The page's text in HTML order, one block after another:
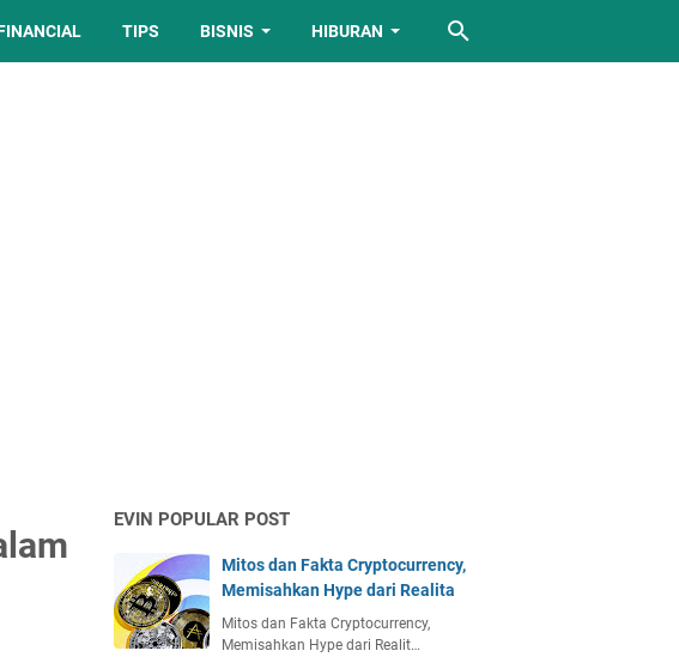
TIPS BISNIS HIBURAN
EVIN POPULAR POST
Mitos dan Fakta Cryptocurrency,
Memisahkan Hype dari Realita
Mitos dan Fakta Cryptocurrency,
Memisahkan Hype dari Realit…